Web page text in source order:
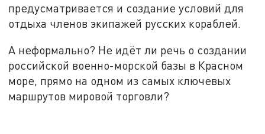
предусматривается и создание условий для
отдыха членов экипажей русских кораблей.
А неформально? Не идёт ли речь о создании
российской военно-морской базы в Красном
море, прямо на одном из самых ключевых
маршрутов мировой торговли?